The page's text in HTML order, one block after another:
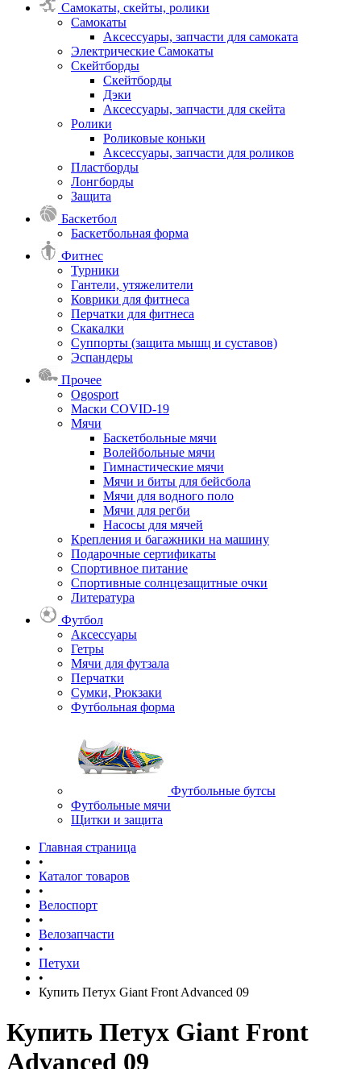
Самокаты, скейты, ролики
Самокаты
Аксессуары, запчасти для самоката
Электрические Самокаты
Скейтборды
Скейтборды
Дэки
Аксессуары, запчасти для скейта
Ролики
Роликовые коньки
Аксессуары, запчасти для роликов
Пластборды
Лонгборды
Защита
Баскетбол
Баскетбольная форма
Фитнес
Турники
Гантели, утяжелители
Коврики для фитнеса
Перчатки для фитнеса
Скакалки
Суппорты (защита мышц и суставов)
Эспандеры
Прочее
Ogosport
Маски COVID-19
Мячи
Баскетбольные мячи
Волейбольные мячи
Гимнастические мячи
Мячи и биты для бейсбола
Мячи для водного поло
Мячи для регби
Насосы для мячей
Крепления и багажники на машину
Подарочные сертификаты
Спортивное питание
Спортивные солнцезащитные очки
Литература
Футбол
Аксессуары
Гетры
Мячи для футзала
Перчатки
Сумки, Рюкзаки
Футбольная форма
Футбольные бутсы
Футбольные мячи
Щитки и защита
Главная страница
•
Каталог товаров
•
Велоспорт
•
Велозапчасти
•
Петухи
•
Купить Петух Giant Front Advanced 09
Купить Петух Giant Front
Advanced 09